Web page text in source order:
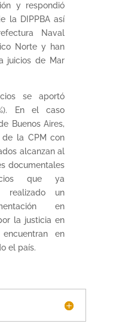
y respondió
la DIPPBA así
Naval
Norte y han
juicios de Mar
se aportó
En el caso
Buenos Aires,
de la CPM con
alcanzan al
documentales
que ya
realizado un
en
la justicia en
en
el país.